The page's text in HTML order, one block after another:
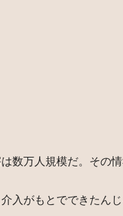
数万人規模だ。その
がもとでできたんじ